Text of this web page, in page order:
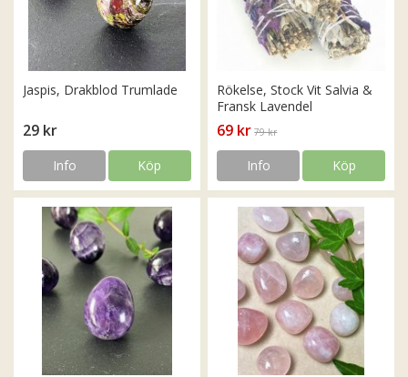
Jaspis, Drakblod Trumlade
29 kr
Info Köp
Rökelse, Stock Vit Salvia &
Fransk Lavendel
69 kr 79 kr
Info Köp